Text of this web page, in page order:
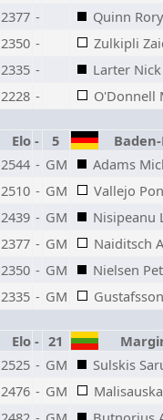
2377 -
Quinn Rory
2350 -
Zulkipli
2335 -
Larter Nick
2228 -
O'Donnell
Elo - 5
2544 - GM
Adams
2510 - GM
Vallejo
2439 - GM
Nisipeanu
2377 - GM
Naiditsch
2350 - GM
Nielsen
2335 - GM
Elo - 21
2525 - GM
Sulskis
2476 - GM